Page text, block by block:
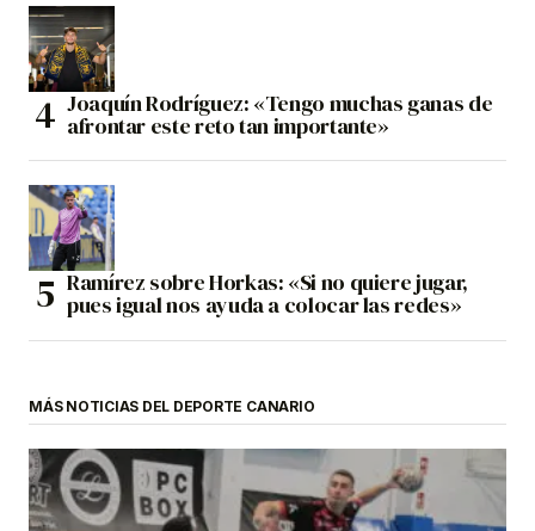
Joaquín Rodríguez: «Tengo muchas ganas de
afrontar este reto tan importante»
Ramírez sobre Horkas: «Si no quiere jugar,
pues igual nos ayuda a colocar las redes»
MÁS NOTICIAS DEL DEPORTE CANARIO